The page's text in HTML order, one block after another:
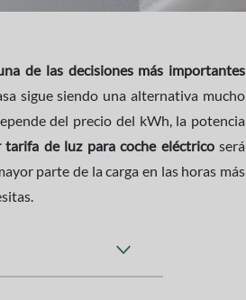
de las decisiones más importantes
sigue siendo una alternativa mucho
del precio del kWh, la potencia
tarifa de luz para coche eléctricoserá
parte de la carga en las horas más